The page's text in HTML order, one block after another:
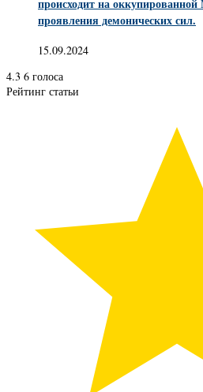
проявления демонических сил.
15.09.2024
4.3 6 голоса
Рейтинг статьи